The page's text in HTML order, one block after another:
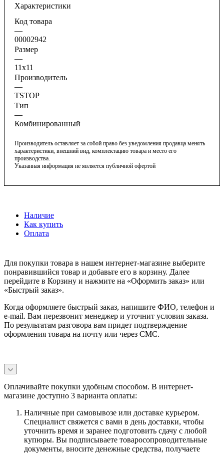
Характеристики
Код товара
—
00002942
Размер
—
11х11
Производитель
—
TSTOP
Тип
—
Комбинированный
Производитель оставляет за собой право без уведомления продавца менять
характеристики, внешний вид, комплектацию товара и место его
производства.
Указанная информация не является публичной офертой
Наличие
Как купить
Оплата
Для покупки товара в нашем интернет-магазине выберите
понравившийся товар и добавьте его в корзину. Далее
перейдите в Корзину и нажмите на «Оформить заказ» или
«Быстрый заказ».
Когда оформляете быстрый заказ, напишите ФИО, телефон и
e-mail. Вам перезвонит менеджер и уточнит условия заказа.
По результатам разговора вам придет подтверждение
оформления товара на почту или через СМС.
Оплачивайте покупки удобным способом. В интернет-
магазине доступно 3 варианта оплаты:
Наличные при самовывозе или доставке курьером.
Специалист свяжется с вами в день доставки, чтобы
уточнить время и заранее подготовить сдачу с любой
купюры. Вы подписываете товаросопроводительные
документы, вносите денежные средства, получаете